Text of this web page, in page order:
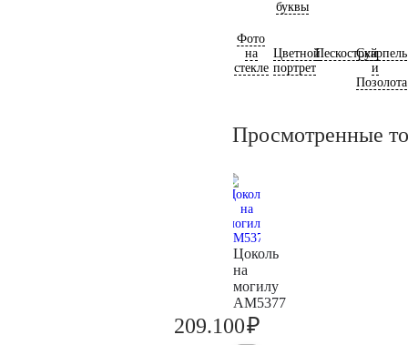
буквы
Фото
на
стекле
Цветной
портрет
ПескоструйСкарпель
и
Позолота
Просмотренные
Цоколь
на
могилу
AM5377
209.100₽